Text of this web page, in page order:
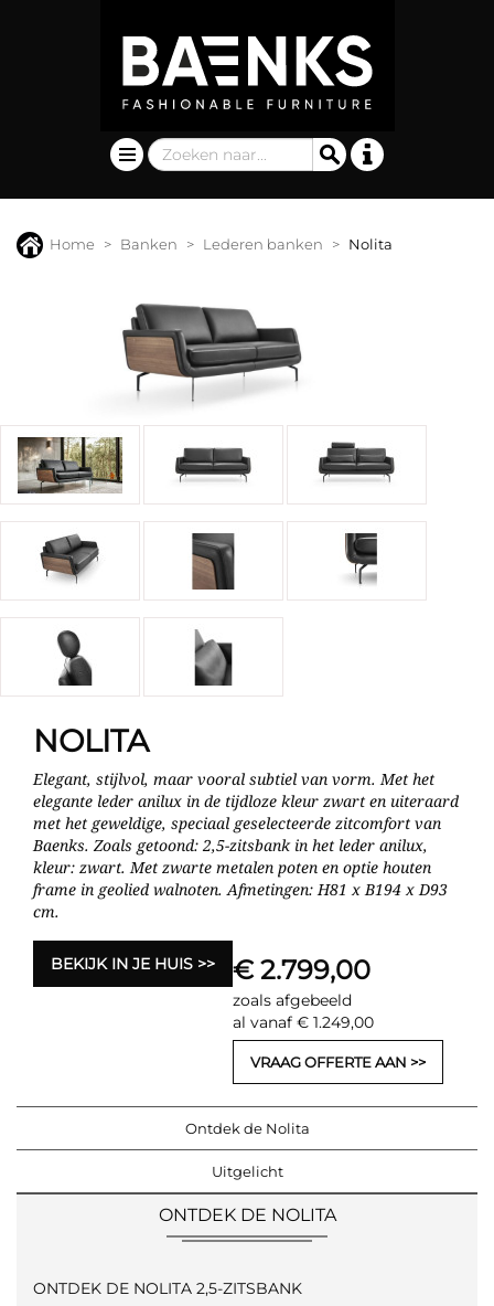
Home Banken Lederen banken Nolita
NOLITA
Elegant, stijlvol, maar vooral subtiel van vorm. Met het
elegante leder anilux in de tijdloze kleur zwart en uiteraard
met het geweldige, speciaal geselecteerde zitcomfort van
Baenks. Zoals getoond: 2,5-zitsbank in het leder anilux,
kleur: zwart. Met zwarte metalen poten en optie houten
frame in geolied walnoten. Afmetingen: H81 x B194 x D93
cm.
BEKIJK IN JE HUIS € 2.799,00
zoals afgebeeld
al vanaf € 1.249,00
VRAAG OFFERTE AAN
Ontdek de Nolita
Uitgelicht
ONTDEK DE NOLITA
ONTDEK DE NOLITA 2,5-ZITSBANK